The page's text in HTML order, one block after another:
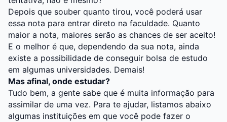
Depois que souber quanto tirou, você poderá usar
essa nota para entrar direto na faculdade. Quanto
maior a nota, maiores serão as chances de ser aceito!
E o melhor é que, dependendo da sua nota, ainda
existe a possibilidade de conseguir bolsa de estudo
em algumas universidades. Demais!
Mas afinal, onde estudar?
Tudo bem, a gente sabe que é muita informação para
assimilar de uma vez. Para te ajudar, listamos abaixo
algumas instituições em que você pode fazer o